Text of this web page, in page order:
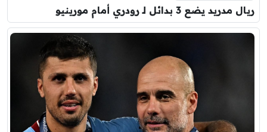
ريال مدريد يضع 3 بدائل لـ رودري أمام مورينيو